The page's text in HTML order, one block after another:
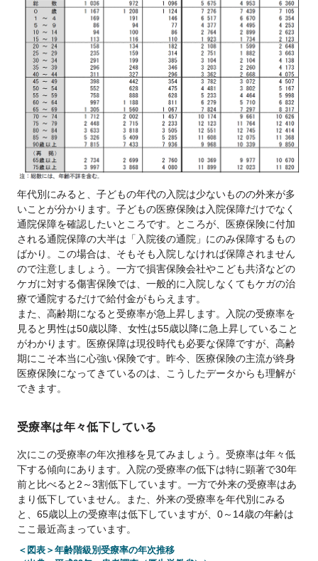
年代別にみると、子どもの年代の入院は少ないものの外来が多
いことが分かります。子どもの医療保険は入院保障だけでなく
通院保障を確認したいところです。ところが、医療保険に付加
される通院保障の大半は「入院後の通院」にのみ保障するもの
ばかり。この場合は、そもそも入院しなければ保障されません
ので注意しましょう。一方で損害保険会社やこども共済などの
ケガに対する傷害保険では、一般的に入院しなくてもケガの治
療で通院するだけで給付金がもらえます。
また、高齢期になると受療率が急上昇します。入院の受療率を
見ると男性は50歳以降、女性は55歳以降に急上昇していること
がわかります。医療保障は現役時代も必要な保障ですが、高齢
期にこそ本当に心強い保険です。昨今、医療保険の主流が終身
医療保険になってきているのは、こうしたデータからも理解が
できます。
受療率は年々低下している
次にこの受療率の年次推移を見てみましょう。受療率は年々低
下する傾向にあります。入院の受療率の低下は特に顕著で30年
前と比べると2～3割低下しています。一方で外来の受療率はあ
まり低下していません。また、外来の受療率を年代別にみる
と、65歳以上の受療率は低下していますが、0～14歳の年齢は
ここ最近高まっています。
＜図表＞年齢階級別受療率の年次推移